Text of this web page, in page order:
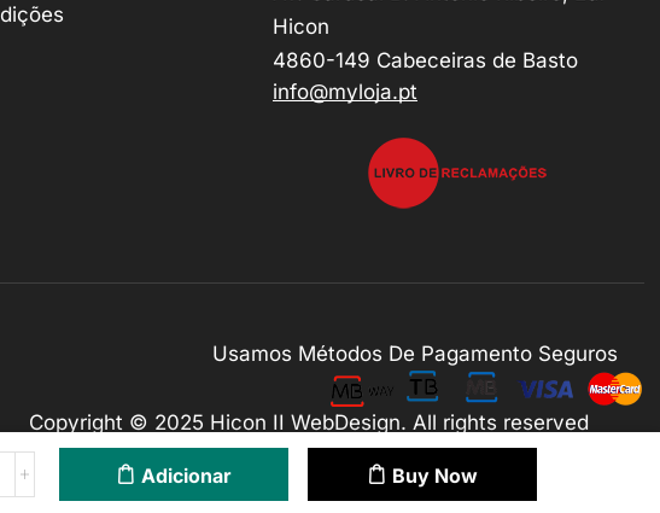
Adicionar Buy Now
Hicon
4860-149 Cabeceiras de Basto
info@myloja.pt
Usamos Métodos De Pagamento Seguros
Copyright © 2025 Hicon II WebDesign. All rights reserved